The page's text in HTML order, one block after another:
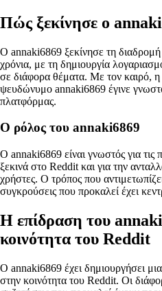
Πώς ξεκίνησε ο
Ο annaki6869 ξεκίνησε τη
χρόνια, με τη δημιουργία
σε διάφορα θέματα. Με τον καιρό,
ψευδώνυμο annaki6869 έγινε
πλατφόρμας.
Ο ρόλος του annaki6869
Ο annaki6869 είναι γνωστός για τις
ξεκινά στο Reddit και για την
χρήστες. Ο τρόπος που
συγκρούσεις που προκαλεί έχει
Η επίδραση του
κοινότητα του Reddit
Ο annaki6869 έχει δημιουργήσει
στην κοινότητα του Reddit. Οι